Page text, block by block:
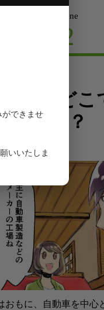
scene
2
間工はどこ
の？
おもに、自動車を中心
ができませ
いいたしま